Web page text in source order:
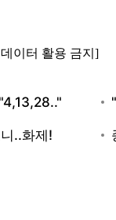
이터 활용 금지]